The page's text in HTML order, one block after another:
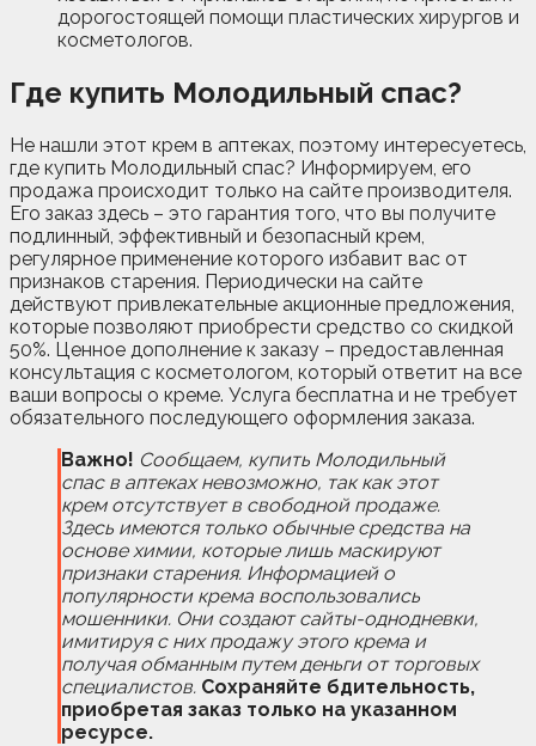
дорогостоящей помощи пластических хирургов и
косметологов.
Где купить Молодильный спас?
Не нашли этот крем в аптеках, поэтому интересуетесь,
где купить Молодильный спас? Информируем, его
продажа происходит только на сайте производителя.
Его заказ здесь – это гарантия того, что вы получите
подлинный, эффективный и безопасный крем,
регулярное применение которого избавит вас от
признаков старения. Периодически на сайте
действуют привлекательные акционные предложения,
которые позволяют приобрести средство со скидкой
50%. Ценное дополнение к заказу – предоставленная
консультация с косметологом, который ответит на все
ваши вопросы о креме. Услуга бесплатна и не требует
обязательного последующего оформления заказа.
Важно! Сообщаем, купить Молодильный
спас в аптеках невозможно, так как этот
крем отсутствует в свободной продаже.
Здесь имеются только обычные средства на
основе химии, которые лишь маскируют
признаки старения. Информацией о
популярности крема воспользовались
мошенники. Они создают сайты-однодневки,
имитируя с них продажу этого крема и
получая обманным путем деньги от торговых
специалистов. Сохраняйте бдительность,
приобретая заказ только на указанном
ресурсе.